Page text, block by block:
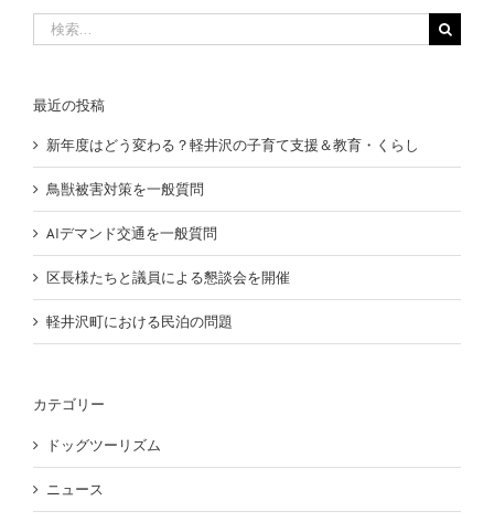
索
最近の投稿
新年度はどう変わる？軽井沢の子育て支援＆教育・くらし
鳥獣被害対策を一般質問
AIデマンド交通を一般質問
区長様たちと議員による懇談会を開催
軽井沢町における民泊の問題
カテゴリー
ドッグツーリズム
ニュース